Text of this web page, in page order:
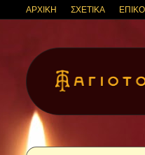
ΑΡΧΙΚΗ ΣΧΕΤΙΚΑ